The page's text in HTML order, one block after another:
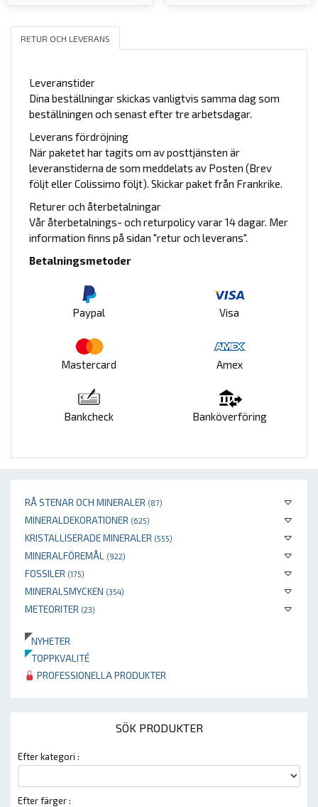
RÅ STENAR OCH MINERALER (87)
MINERALDEKORATIONER (625)
KRISTALLISERADE MINERALER (555)
MINERALFÖREMÅL (922)
FOSSILER (175)
MINERALSMYCKEN (354)
METEORITER (23)
NYHETER
TOPPKVALITÉ
PROFESSIONELLA PRODUKTER
SÖK PRODUKTER
Efter kategori :
Efter färger :
RETUR OCH LEVERANS
Leveranstider
Dina beställningar skickas vanligtvis samma dag som
beställningen och senast efter tre arbetsdagar.
Leverans fördröjning
När paketet har tagits om av posttjänsten är
leveranstiderna de som meddelats av Posten (Brev
följt eller Colissimo följt). Skickar paket från Frankrike.
Returer och återbetalningar
Vår återbetalnings- och returpolicy varar 14 dagar. Mer
information finns på sidan "retur och leverans".
Betalningsmetoder
Paypal Visa
Mastercard Amex
Bankcheck Banköverföring